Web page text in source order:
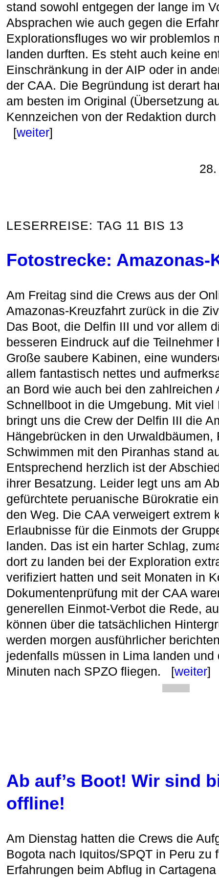
stand sowohl entgegen der lange im
Absprachen wie auch gegen die
Explorationsfluges wo wir problemlos
landen durften. Es steht auch keine
Einschränkung in der AIP oder in
der CAA. Die Begründung ist derart
am besten im Original (Übersetzung
Kennzeichen von der Redaktion
[weiter]
LESERREISE: TAG 11 BIS 13
Fotostrecke: Amazonas-
Am Freitag sind die Crews aus der
Amazonas-Kreuzfahrt zurück in die
Das Boot, die Delfin III und vor allem
besseren Eindruck auf die
Große saubere Kabinen, eine
allem fantastisch nettes und
an Bord wie auch bei den zahlreichen
Schnellboot in die Umgebung. Mit
bringt uns die Crew der Delfin III die
Hängebrücken in den Urwaldbäumen,
Schwimmen mit den Piranhas stand
Entsprechend herzlich ist der
ihrer Besatzung. Leider legt uns am
gefürchtete peruanische Bürokratie
den Weg. Die CAA verweigert extrem
Erlaubnisse für die Einmots der
landen. Das ist ein harter Schlag,
dort zu landen bei der Exploration
verifiziert hatten und seit Monaten in
Dokumentenprüfung mit der CAA
generellen Einmot-Verbot die Rede,
können über die tatsächlichen
werden morgen ausführlicher
jedenfalls müssen in Lima landen
Minuten nach SPZO fliegen. [weiter]
Ab auf’s Boot! Wir sind
offline!
Am Dienstag hatten die Crews die
Bogota nach Iquitos/SPQT in Peru zu
Erfahrungen beim Abflug in